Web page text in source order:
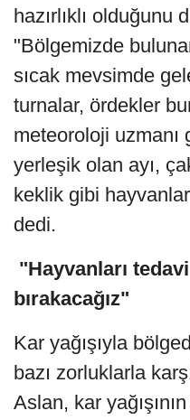
hazırlıklı olduğunu
"Bölgemizde
sıcak mevsimde
turnalar, ördekler
meteoroloji
yerleşik olan ayı,
keklik gibi
dedi.
"Hayvanları
bırakacağız"
Kar yağışıyla
bazı zorluklarla
Aslan, kar